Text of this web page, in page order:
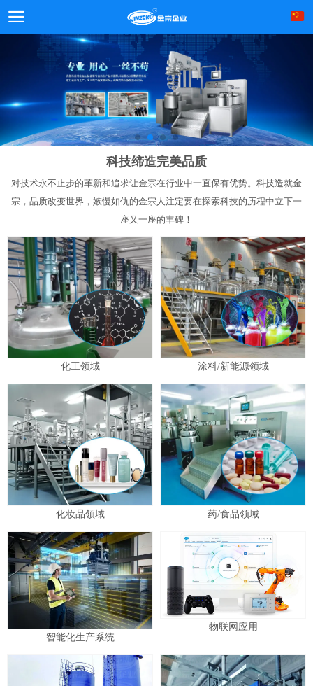
科技缔造完美品质
对技术永不止步的革新和追求让金宗在行业中一直保有优势。科技造就金
宗，品质改变世界，嫉慢如仇的金宗人注定要在探索科技的历程中立下一
座又一座的丰碑！
化工领域 涂料/新能源领域
化妆品领域 药/食品领域
智能化生产系统
物联网应用